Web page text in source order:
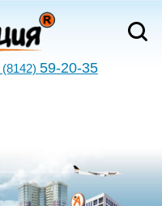
59-20-35